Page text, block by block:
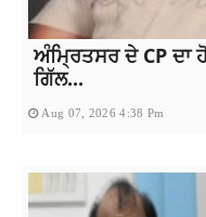
ਅੰਮ੍ਰਿਤਸਰ ਦੇ CP ਦਾ
ਗਿੱਲ...
Aug 07, 2026 4:38 Pm